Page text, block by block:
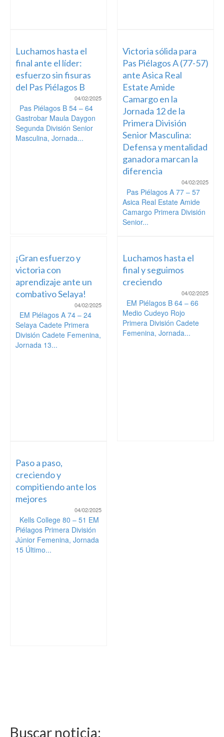
Luchamos hasta el
final ante el líder:
esfuerzo sin fisuras
del Pas Piélagos B
04/02/2025
Pas Piélagos B 54 – 64
Gastrobar Maula Daygon
Segunda División Senior
Masculina, Jornada...
Victoria sólida para
Pas Piélagos A (77-57)
ante Asica Real
Estate Amide
Camargo en la
Jornada 12 de la
Primera División
Senior Masculina:
Defensa y mentalidad
ganadora marcan la
diferencia
04/02/2025
Pas Piélagos A 77 – 57
Asica Real Estate Amide
Camargo Primera División
Senior...
¡Gran esfuerzo y
victoria con
aprendizaje ante un
combativo Selaya!
04/02/2025
EM Piélagos A 74 – 24
Selaya Cadete Primera
División Cadete Femenina,
Jornada 13...
Luchamos hasta el
final y seguimos
creciendo
04/02/2025
EM Piélagos B 64 – 66
Medio Cudeyo Rojo
Primera División Cadete
Femenina, Jornada...
Paso a paso,
creciendo y
compitiendo ante los
mejores
04/02/2025
Kells College 80 – 51 EM
Piélagos Primera División
Júnior Femenina, Jornada
15 Último...
Buscar noticia: